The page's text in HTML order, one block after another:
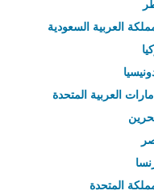
العربية السعودية
العربية المتحدة
المتحدة